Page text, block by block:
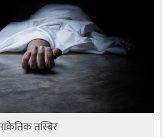
तस्बिर